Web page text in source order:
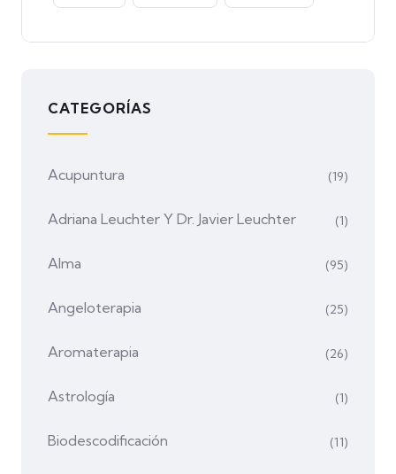
CATEGORÍAS
Acupuntura (19)
Adriana Leuchter Y Dr. Javier Leuchter (1)
Alma (95)
Angeloterapia (25)
Aromaterapia (26)
Astrología (1)
Biodescodificación (11)